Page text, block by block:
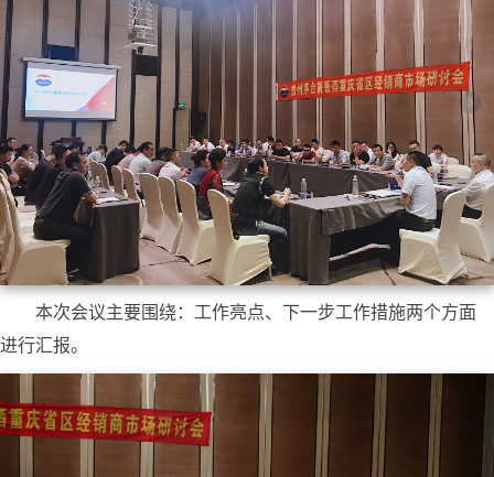
本次会议主要围绕：工作亮点、下一步工作措施两个方面
进行汇报。